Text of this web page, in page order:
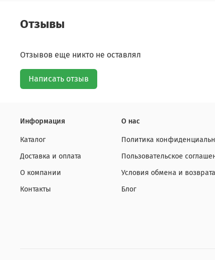
Отзывы
Отзывов еще никто не оставлял
Написать отзыв
Информация
Каталог
Доставка и оплата
О компании
Контакты
О нас
Политика
Пользовательское
Условия обмена и возврата
Блог